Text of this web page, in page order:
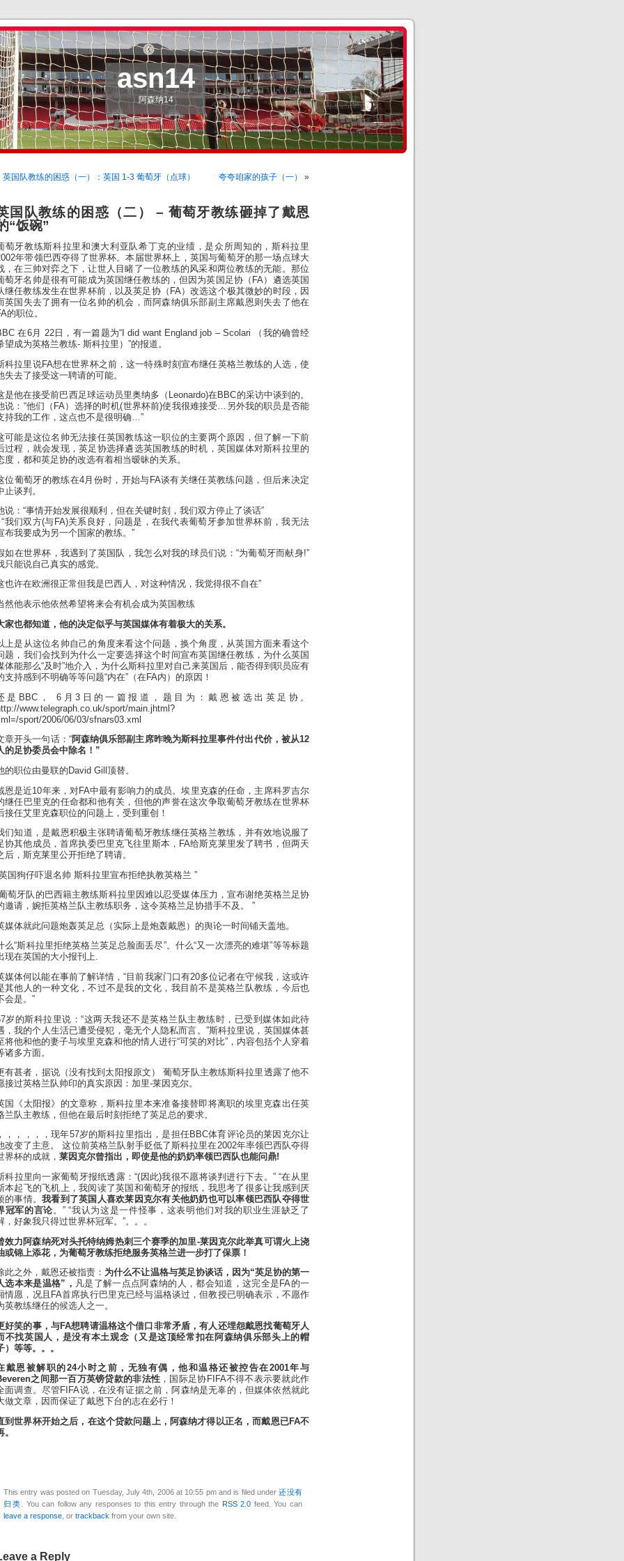
asn14
阿森纳14
英国队教练的困惑（一）：英国 1-3 葡萄牙（点球） 夸夸咱家的孩子（一） »
国队教练的困惑（二） – 葡萄牙教练砸掉了戴恩
“饭碗”
萄牙教练斯科拉里和澳大利亚队希丁克的业绩，是众所周知的，斯科拉里
年带领巴西夺得了世界杯。本届世界杯上，英国与葡萄牙的那一场点球大
，在三帅对弈之下，让世人目睹了一位教练的风采和两位教练的无能。那位
萄牙名帅是很有可能成为英国继任教练的，但因为英国足协（FA）遴选英国
继任教练发生在世界杯前，以及英足协（FA）改选这个极其微妙的时段，因
英国失去了拥有一位名帅的机会，而阿森纳俱乐部副主席戴恩则失去了他在
的职位。
在6月 22日，有一篇题为“I did want England job – Scolari （我的确曾经
望成为英格兰教练- 斯科拉里）”的报道。
科拉里说FA想在世界杯之前，这一特殊时刻宣布继任英格兰教练的人选，使
失去了接受这一聘请的可能。
是他在接受前巴西足球运动员里奥纳多（Leonardo)在BBC的采访中谈到的。
说：“他们（FA）选择的时机(世界杯前)使我很难接受…另外我的职员是否能
持我的工作，这点也不是很明确…”
可能是这位名帅无法接任英国教练这一职位的主要两个原因，但了解一下前
过程，就会发现，英足协选择遴选英国教练的时机，英国媒体对斯科拉里的
度，都和英足协的改选有着相当暧昧的关系。
位葡萄牙的教练在4月份时，开始与FA谈有关继任英教练问题，但后来决定
止谈判。
说：“事情开始发展很顺利，但在关键时刻，我们双方停止了谈话”
我们双方(与FA)关系良好，问题是，在我代表葡萄牙参加世界杯前，我无法
布我要成为另一个国家的教练。”
如在世界杯，我遇到了英国队，我怎么对我的球员们说：“为葡萄牙而献身!”
只能说自己真实的感觉。
也许在欧洲很正常但我是巴西人，对这种情况，我觉得很不自在”
然他表示他依然希望将来会有机会成为英国教练
家也都知道，他的决定似乎与英国媒体有着极大的关系。
上是从这位名帅自己的角度来看这个问题，换个角度，从英国方面来看这个
题，我们会找到为什么一定要选择这个时间宣布英国继任教练，为什么英国
体能那么“及时”地介入，为什么斯科拉里对自己来英国后，能否得到职员应有
支持感到不明确等等问题“内在”（在FA内）的原因！
是BBC， 6月3日的一篇报道，题目为：戴恩被选出英足协。
www.telegraph.co.uk/sport/main.jhtml?
sport/2006/06/03/sfnars03.xml
章开头一句话：“阿森纳俱乐部副主席昨晚为斯科拉里事件付出代价，被从12
的足协委员会中除名！”
的职位由曼联的David Gill顶替。
恩是近10年来，对FA中最有影响力的成员。埃里克森的任命，主席科罗吉尔
继任巴里克的任命都和他有关，但他的声誉在这次争取葡萄牙教练在世界杯
接任艾里克森职位的问题上，受到重创！
们知道，是戴恩积极主张聘请葡萄牙教练继任英格兰教练，并有效地说服了
协其他成员，首席执委巴里克飞往里斯本，FA给斯克莱里发了聘书，但两天
后，斯克莱里公开拒绝了聘请。
国狗仔吓退名帅 斯科拉里宣布拒绝执教英格兰 ”
萄牙队的巴西籍主教练斯科拉里因难以忍受媒体压力，宣布谢绝英格兰足协
邀请，婉拒英格兰队主教练职务，这令英格兰足协措手不及。 ”
媒体就此问题炮轰英足总（实际上是炮轰戴恩）的舆论一时间铺天盖地。
么“斯科拉里拒绝英格兰英足总脸面丢尽”。什么“又一次漂亮的难堪”等等标题
现在英国的大小报刊上.
媒体何以能在事前了解详情，“目前我家门口有20多位记者在守候我，这或许
其他人的一种文化，不过不是我的文化，我目前不是英格兰队教练，今后也
会是。”
岁的斯科拉里说：“这两天我还不是英格兰队主教练时，已受到媒体如此待
，我的个人生活已遭受侵犯，毫无个人隐私而言。”斯科拉里说，英国媒体甚
将他和他的妻子与埃里克森和他的情人进行“可笑的对比”，内容包括个人穿着
诸多方面。
有甚者，据说（没有找到太阳报原文） 葡萄牙队主教练斯科拉里透露了他不
接过英格兰队帅印的真实原因：加里-莱因克尔。
国《太阳报》的文章称，斯科拉里本来准备接替即将离职的埃里克森出任英
兰队主教练，但他在最后时刻拒绝了英足总的要求。
，，，，，现年57岁的斯科拉里指出，是担任BBC体育评论员的莱因克尔让
改变了主意。 这位前英格兰队射手贬低了斯科拉里在2002年率领巴西队夺得
界杯的成就， 莱因克尔曾指出，即使是他的奶奶率领巴西队也能问鼎!
科拉里向一家葡萄牙报纸透露：“(因此)我很不愿将谈判进行下去。” “在从里
本起飞的飞机上，我阅读了英国和葡萄牙的报纸，我思考了很多让我感到厌
的事情。我看到了英国人喜欢莱因克尔有关他奶奶也可以率领巴西队夺得世
冠军的言论。” “我认为这是一件怪事，这表明他们对我的职业生涯缺乏了
，好象我只得过世界杯冠军。”。。。
效力阿森纳死对头托特纳姆热刺三个赛季的加里-莱因克尔此举真可谓火上浇
或锦上添花，为葡萄牙教练拒绝服务英格兰进一步打了保票！
此之外，戴恩还被指责： 为什么不让温格与英足协谈话，因为“英足协的第一
选本来是温格”， 凡是了解一点点阿森纳的人，都会知道，这完全是FA的一
情愿，况且FA首席执行巴里克已经与温格谈过，但教授已明确表示，不愿作
英教练继任的候选人之一。
好笑的事，与FA想聘请温格这个借口非常矛盾，有人还埋怨戴恩找葡萄牙人
不找英国人，是没有本土观念（又是这顶经常扣在阿森纳俱乐部头上的帽
）等等。。。
戴恩被解职的24小时之前，无独有偶，他和温格还被控告在2001年与
之间那一百万英镑贷款的非法性 ，国际足协FIFA不得不表示要就此作
面调查。尽管FIFA说，在没有证据之前，阿森纳是无辜的，但媒体依然就此
做文章，因而保证了戴恩下台的志在必行！
到世界杯开始之后，在这个贷款问题上，阿森纳才得以正名，而戴恩已FA不
。
This entry was posted on Tuesday, July 4th, 2006 at 10:55 pm and is filed under还没有
归类 . You can follow any responses to this entry through the RSS 2.0 feed. You can
leave a response , or trackback from your own site.
a Reply